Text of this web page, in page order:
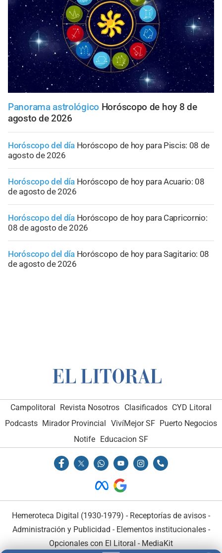
Panorama astrológico Horóscopo de hoy 8 de
agosto de 2026
Horóscopo del día Horóscopo de hoy para Piscis: 08 de
agosto de 2026
Horóscopo del día Horóscopo de hoy para Acuario: 08
de agosto de 2026
Horóscopo del día Horóscopo de hoy para Capricornio:
08 de agosto de 2026
Horóscopo del día Horóscopo de hoy para Sagitario: 08
de agosto de 2026
Campolitoral Revista Nosotros Clasificados CYD Litoral
Podcasts Mirador Provincial VivíMejor SF Puerto Negocios
Notife Educacion SF
Hemeroteca Digital (1930-1979) - Receptorías de avisos -
Administración y Publicidad - Elementos institucionales-
Opcionales con El Litoral - MediaKit